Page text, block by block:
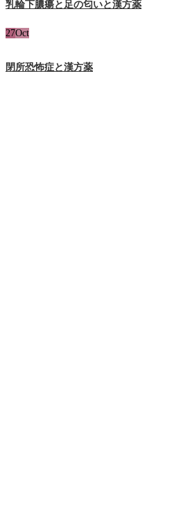
乳輪下膿瘍と足の匂いと漢方薬
27Oct
閉所恐怖症と漢方薬